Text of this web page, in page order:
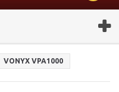
VONYX VPA1000